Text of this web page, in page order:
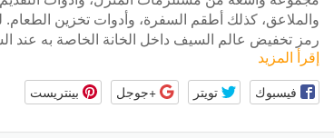
والملاعق، كذلك أطقم السفرة، وأدوات تخزين الطعام.
رمز تخفيض عالم السيف داخل الخانة الخاصة به عند
إقرأ المزيد
فيسبوك تويتر +جوجل بينتريست